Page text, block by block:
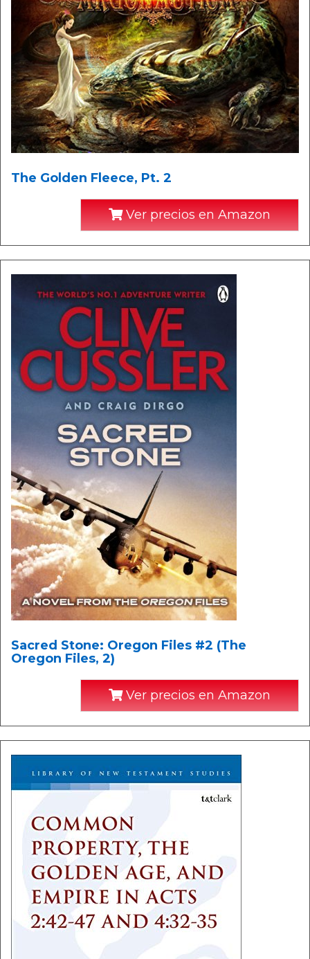
The Golden Fleece, Pt. 2
Ver precios en Amazon
Sacred Stone: Oregon Files #2 (The
Oregon Files, 2)
Ver precios en Amazon